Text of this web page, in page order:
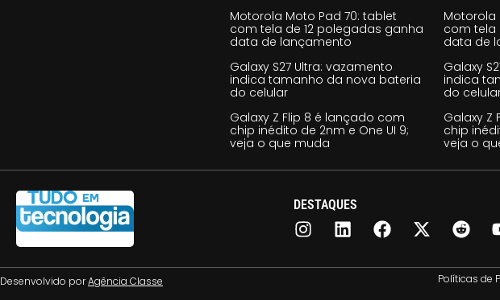
Motorola Moto Pad 70: tablet
com tela de 12 polegadas ganha
data de lançamento
Galaxy S27 Ultra: vazamento
indica tamanho da nova bateria
do celular
Galaxy Z Flip 8 é lançado com
chip inédito de 2nm e One UI 9;
veja o que muda
Motorola
com tela
data de
Galaxy
indica
do
Galaxy Z
chip
veja o
DESTAQUES
Políticas de
Desenvolvido porAgência Classe